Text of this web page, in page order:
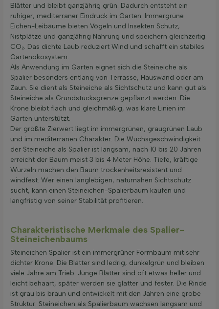
Blätter und bleibt ganzjährig grün. Dadurch entsteht ein
ruhiger, mediterraner Eindruck im Garten. Immergrüne
Eichen-Leibäume bieten Vögeln und Insekten Schutz,
Nistplätze und ganzjährig Nahrung und speichern gleichzeitig
CO₂. Das dichte Laub reduziert Wind und schafft ein stabiles
Gartenökosystem.
Als Anwendung im Garten eignet sich die Steineiche als
Spalier besonders entlang von Terrasse, Hauswand oder am
Zaun. Sie dient als Steineiche als Sichtschutz und kann gut als
Steineiche als Grundstücksgrenze gepflanzt werden. Die
Krone bleibt flach und gleichmäßig, was klare Linien im
Garten unterstützt.
Der größte Zierwert liegt im immergrünen, graugrünen Laub
und im mediterranen Charakter. Die Wuchsgeschwindigkeit
der Steineiche als Spalier ist langsam, nach 10 bis 20 Jahren
erreicht der Baum meist 3 bis 4 Meter Höhe. Tiefe, kräftige
Wurzeln machen den Baum trockenheitsresistent und
windfest. Wer einen langlebigen, naturnahen Sichtschutz
sucht, kann einen Steineichen-Spalierbaum kaufen und
langfristig von seiner Stabilität profitieren.
Charakteristische Merkmale des Spalier-
Steineichenbaums
Steineichen Spalier ist ein immergrüner Formbaum mit sehr
dichter Krone. Die Blätter sind ledrig, dunkelgrün und bleiben
viele Jahre am Trieb. Junge Blätter sind oft etwas heller und
leicht behaart, später werden sie glatter und fester. Die Rinde
ist grau bis braun und entwickelt mit den Jahren eine grobe
Struktur. Steineichen als Spalierbaum wachsen langsam und